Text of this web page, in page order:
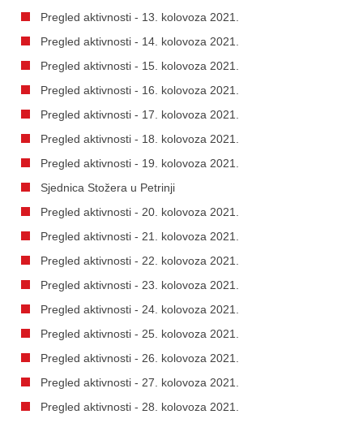
Pregled aktivnosti - 13. kolovoza 2021.
Pregled aktivnosti - 14. kolovoza 2021.
Pregled aktivnosti - 15. kolovoza 2021.
Pregled aktivnosti - 16. kolovoza 2021.
Pregled aktivnosti - 17. kolovoza 2021.
Pregled aktivnosti - 18. kolovoza 2021.
Pregled aktivnosti - 19. kolovoza 2021.
Sjednica Stožera u Petrinji
Pregled aktivnosti - 20. kolovoza 2021.
Pregled aktivnosti - 21. kolovoza 2021.
Pregled aktivnosti - 22. kolovoza 2021.
Pregled aktivnosti - 23. kolovoza 2021.
Pregled aktivnosti - 24. kolovoza 2021.
Pregled aktivnosti - 25. kolovoza 2021.
Pregled aktivnosti - 26. kolovoza 2021.
Pregled aktivnosti - 27. kolovoza 2021.
Pregled aktivnosti - 28. kolovoza 2021.